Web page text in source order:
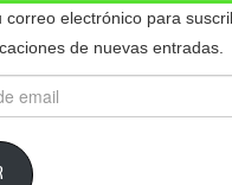
correo electrónico para
de nuevas entradas.